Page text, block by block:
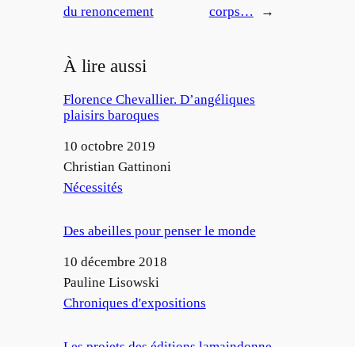
du renoncement
corps…
→
À lire aussi
Florence Chevallier. D’angéliques
plaisirs baroques
Date
10 octobre 2019
Auteur
Christian Gattinoni
Par rapport à
Nécessités
Des abeilles pour penser le monde
Date
10 décembre 2018
Auteur
Pauline Lisowski
Par rapport à
Chroniques d'expositions